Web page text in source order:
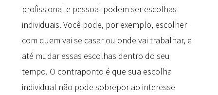
profissional e pessoal podem ser escolhas
individuais. Você pode, por exemplo, escolher
com quem vai se casar ou onde vai trabalhar, e
até mudar essas escolhas dentro do seu
tempo. O contraponto é que sua escolha
individual não pode sobrepor ao interesse